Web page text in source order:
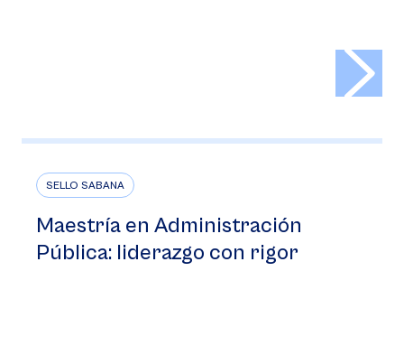
SELLO SABANA
Maestría en Administración
Pública: liderazgo con rigor